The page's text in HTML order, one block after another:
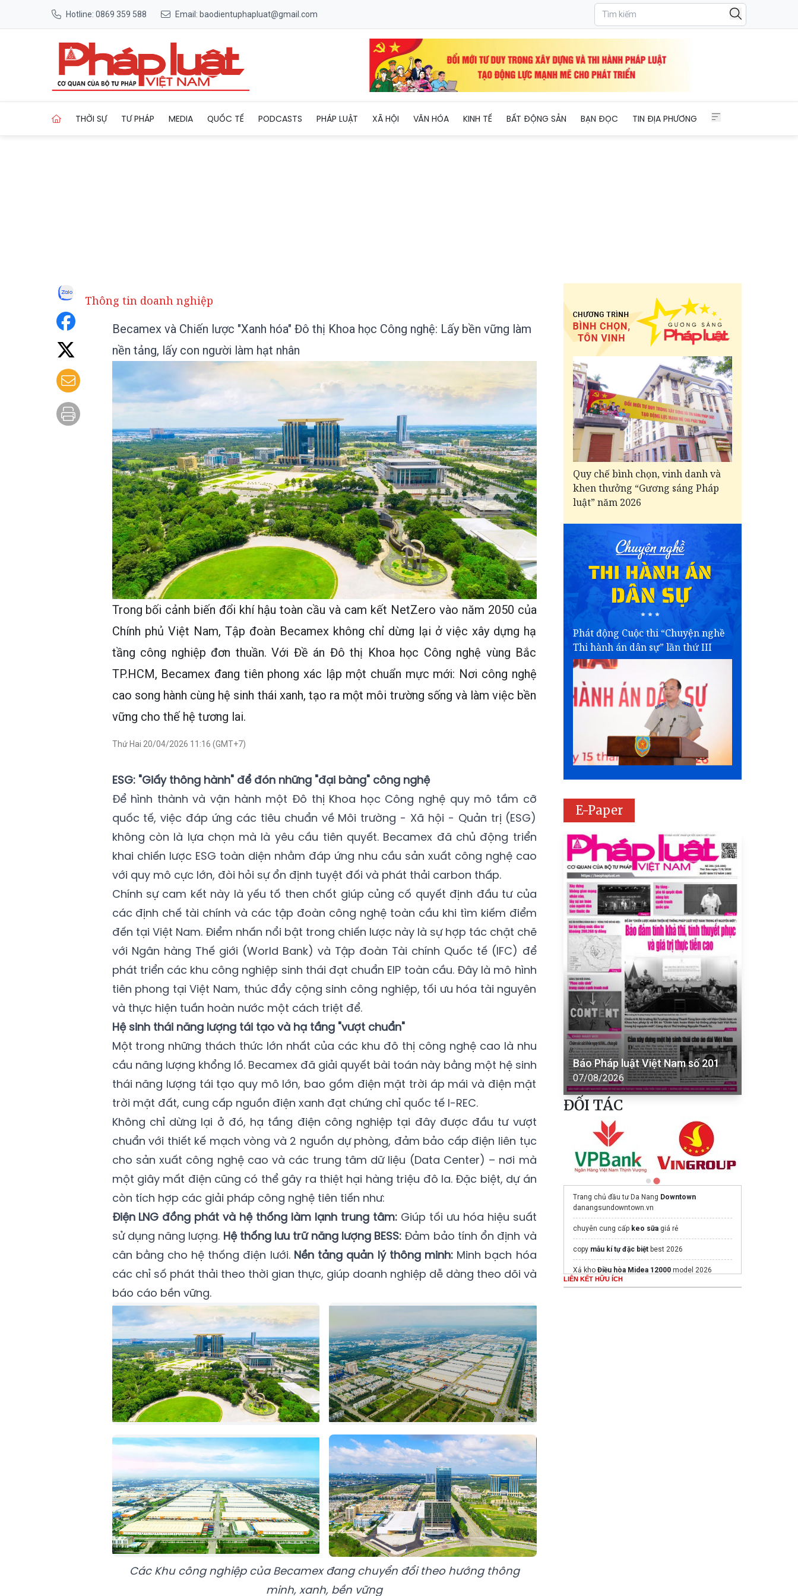
Hotline: 0869 359 588 Email: baodientuphapluat@gmail.com
THỜI SỰ TƯ PHÁP MEDIA QUỐC TẾ PODCASTS PHÁP LUẬT XÃ HỘI VĂN HÓA KINH TẾ BẤT ĐỘNG SẢN BẠN ĐỌC TIN ĐỊA PHƯƠNG
Thông tin doanh nghiệp
Becamex và Chiến lược "Xanh hóa" Đô thị Khoa học Công nghệ: Lấy bền vững làm
nền tảng, lấy con người làm hạt nhân
Trong bối cảnh biến đổi khí hậu toàn cầu và cam kết NetZero vào năm 2050 của
Chính phủ Việt Nam, Tập đoàn Becamex không chỉ dừng lại ở việc xây dựng hạ
tầng công nghiệp đơn thuần. Với Đề án Đô thị Khoa học Công nghệ vùng Bắc
TP.HCM, Becamex đang tiên phong xác lập một chuẩn mực mới: Nơi công nghệ
cao song hành cùng hệ sinh thái xanh, tạo ra một môi trường sống và làm việc bền
vững cho thế hệ tương lai.
Thứ Hai 20/04/2026 11:16 (GMT+7)
ESG: "Giấy thông hành" để đón những "đại bàng" công nghệ
Để hình thành và vận hành một Đô thị Khoa học Công nghệ quy mô tầm cỡ
quốc tế, việc đáp ứng các tiêu chuẩn về Môi trường - Xã hội - Quản trị (ESG)
không còn là lựa chọn mà là yêu cầu tiên quyết. Becamex đã chủ động triển
khai chiến lược ESG toàn diện nhằm đáp ứng nhu cầu sản xuất công nghệ cao
với quy mô cực lớn, đòi hỏi sự ổn định tuyệt đối và phát thải carbon thấp.
Chính sự cam kết này là yếu tố then chốt giúp củng cố quyết định đầu tư của
các định chế tài chính và các tập đoàn công nghệ toàn cầu khi tìm kiếm điểm
đến tại Việt Nam. Điểm nhấn nổi bật trong chiến lược này là sự hợp tác chặt chẽ
với Ngân hàng Thế giới (World Bank) và Tập đoàn Tài chính Quốc tế (IFC) để
phát triển các khu công nghiệp sinh thái đạt chuẩn EIP toàn cầu. Đây là mô hình
tiên phong tại Việt Nam, thúc đẩy cộng sinh công nghiệp, tối ưu hóa tài nguyên
và thực hiện tuần hoàn nước một cách triệt để.
Hệ sinh thái năng lượng tái tạo và hạ tầng "vượt chuẩn"
Một trong những thách thức lớn nhất của các khu đô thị công nghệ cao là nhu
cầu năng lượng khổng lồ. Becamex đã giải quyết bài toán này bằng một hệ sinh
thái năng lượng tái tạo quy mô lớn, bao gồm điện mặt trời áp mái và điện mặt
trời mặt đất, cung cấp nguồn điện xanh đạt chứng chỉ quốc tế I-REC.
Không chỉ dừng lại ở đó, hạ tầng điện công nghiệp tại đây được đầu tư vượt
chuẩn với thiết kế mạch vòng và 2 nguồn dự phòng, đảm bảo cấp điện liên tục
cho sản xuất công nghệ cao và các trung tâm dữ liệu (Data Center) – nơi mà
một giây mất điện cũng có thể gây ra thiệt hại hàng triệu đô la. Đặc biệt, dự án
còn tích hợp các giải pháp công nghệ tiên tiến như:
Điện LNG đồng phát và hệ thống làm lạnh trung tâm:Giúp tối ưu hóa hiệu suất
sử dụng năng lượng. Hệ thống lưu trữ năng lượng BESS: Đảm bảo tính ổn định và
cân bằng cho hệ thống điện lưới. Nền tảng quản lý thông minh:Minh bạch hóa
các chỉ số phát thải theo thời gian thực, giúp doanh nghiệp dễ dàng theo dõi và
báo cáo bền vững.
Các Khu công nghiệp của Becamex đang chuyển đổi theo hướng thông
minh, xanh, bền vững
Quy chế bình chọn, vinh danh và
khen thưởng “Gương sáng Pháp
luật” năm 2026
Phát động Cuộc thi “Chuyện nghề
Thi hành án dân sự” lần thứ III
E-Paper
Báo Pháp luật Việt Nam số 201
07/08/2026
ĐỐI TÁC
Trang chủ đầu tư Da Nang Downtown
danangsundowntown.vn
chuyên cung cấp keo sữa giá rẻ
copy mẫu kí tự đặc biệt best 2026
Xả kho Điều hòa Midea 12000 model 2026
LIÊN KẾT HỮU ÍCH